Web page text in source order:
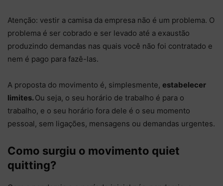
Atenção: vestir a camisa da empresa não é um problema. O
problema é ser cobrado e ser levado até a exaustão
produzindo demandas nas quais você não foi contratado e
nem é pago para fazê-las.
A proposta do movimento é, simplesmente, estabelecer
limites. Ou seja, o seu horário de trabalho é para o
trabalho, e o seu horário fora dele é o seu momento
pessoal, sem ligações, mensagens ou demandas urgentes.
Como surgiu o movimento quiet
quitting?